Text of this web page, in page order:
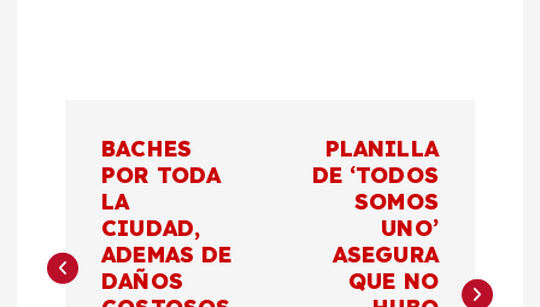
v
BACHES
POR TODA
LA
CIUDAD,
ADEMAS DE
DAÑOS
PLANILLA
DE ‘TODOS
SOMOS
UNO’
ASEGURA
QUE NO